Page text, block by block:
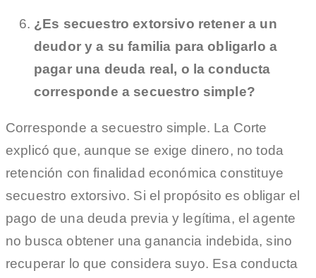
¿Es secuestro extorsivo retener a un
deudor y a su familia para obligarlo a
pagar una deuda real, o la conducta
corresponde a secuestro simple?
Corresponde a secuestro simple. La Corte
explicó que, aunque se exige dinero, no toda
retención con finalidad económica constituye
secuestro extorsivo. Si el propósito es obligar el
pago de una deuda previa y legítima, el agente
no busca obtener una ganancia indebida, sino
recuperar lo que considera suyo. Esa conducta